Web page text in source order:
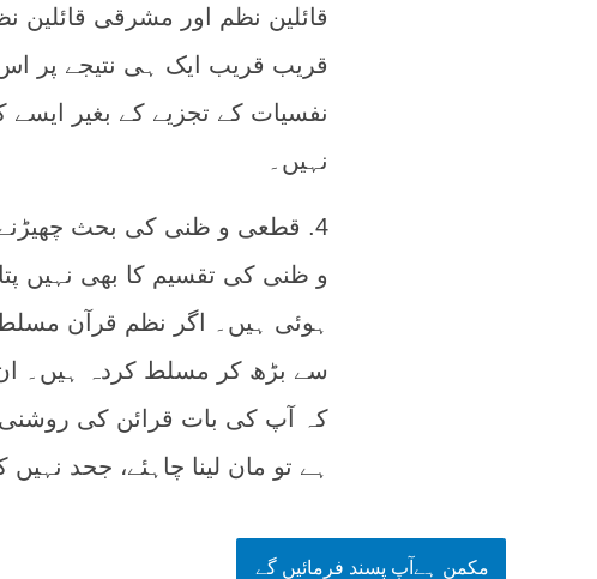
قائلین نظم اور مشرقی
قریب قریب ایک ہی نتیجے پر
نفسیات کے تجزیے کے بغیر
نہیں۔
4. قطعی و ظنی کی بحث
و ظنی کی تقسیم کا بھی نہیں
ہوئی ہیں۔ اگر نظم قرآن
سے بڑھ کر مسلط کردہ ہیں۔
کہ آپ کی بات قرائن کی
ہے تو مان لینا چاہئے، جحد نہیں
مکمن ہےآپ پسند فرمائیں گے